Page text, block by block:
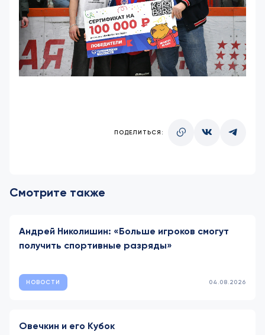
ПОДЕЛИТЬСЯ:
Смотрите также
Андрей Николишин: «Больше игроков смогут
получить спортивные разряды»
НОВОСТИ 04.08.2026
Овечкин и его Кубок